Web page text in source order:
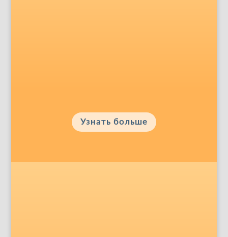
Узнать больше